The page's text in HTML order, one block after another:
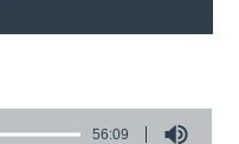
56:09